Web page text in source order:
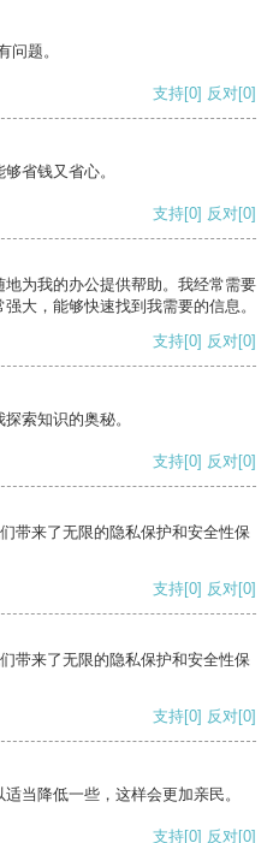
问题。
支持[0] 反对[0]
省钱又省心。
支持[0] 反对[0]
为我的办公提供帮助。我经常需要
大，能够快速找到我需要的信息。
支持[0] 反对[0]
索知识的奥秘。
支持[0] 反对[0]
带来了无限的隐私保护和安全性保
支持[0] 反对[0]
带来了无限的隐私保护和安全性保
支持[0] 反对[0]
当降低一些，这样会更加亲民。
支持[0] 反对[0]